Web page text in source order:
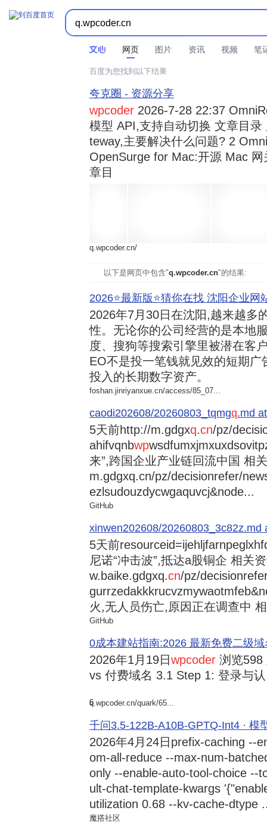
网页 图片 资讯 视频 笔
时间不限  所有网页和文件  站点内检索 
百度为您找到以下结果
夸克圈 - 资源分享
wpcoder 2026-7-28 22:37
模型 API,支持自动切换 文章目
teway,主要解决什么问题? 2
OpenSurge for Mac:开源 Mac
章目
q.wpcoder.cn/
以下是网页中包含"q.wpcoder.cn"的结果:
2026⭐️最新版⭐️猜你在找 沈阳企业网
2026年7月30日在沈阳,越来越多
性。无论你的公司经营的是本地
度、搜狗等搜索引擎里被潜在客
EO不是投一笔钱就见效的短期
投入的长期数字资产。
foshan.jinriyanxue.cn/access/85_07...
caodi202608/20260803_tqmgq.md
5天前http://m.gdgxq.cn/pz/
ahifvqnbwp
来”,跨国企业产业链回流中国 相
m.gdgxq.cn/pz/decisionrefer/
ezlsudouzdycwgaquvcj&node...
GitHub
xinwen202608/20260803_3c82z.md
5天前
尼诺“冲击波”,抵达a股铜企 相关
w.baike.gdgxq.cn/pz/
火,无人员伤亡,原因正在调查中
GitHub
0成本建站指南:2026 最新免费二级
2026年1月19日wpcoder 浏览598
vs 付费域名 3.1 Step 1: 登录与
6
q.wpcoder.cn/quark/65...
千问3.5-122B-A10B-GPTQ-Int4 · 模
2026年4月24日 prefix-caching --
om-all-reduce --max-num-
only --enable-auto-tool-choice --
ult-chat-template-kwargs
utilization 0.68 --kv-cache-dtype
魔搭社区